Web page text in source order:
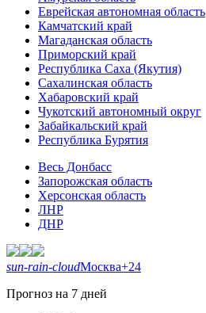
Еврейская автономная область
Камчатский край
Магаданская область
Приморский край
Республика Саха (Якутия)
Сахалинская область
Хабаровский край
Чукотский автономный округ
Забайкальский край
Республика Бурятия
Весь Донбасс
Запорожская область
Херсонская область
ЛНР
ДНР
sun-rain-cloudМосква+24
Прогноз на 7 дней